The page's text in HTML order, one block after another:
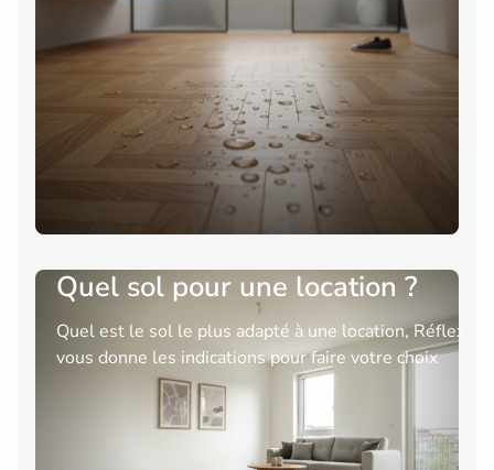
Quel sol pour une location ?
Quel est le sol le plus adapté à une location, Réflex
vous donne les indications pour faire votre choix